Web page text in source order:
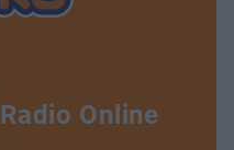
Radio Online